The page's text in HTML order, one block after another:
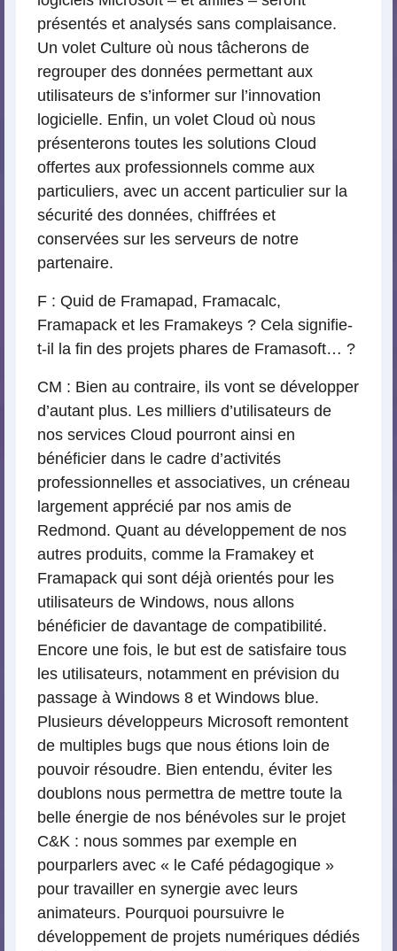
présentés et analysés sans complaisance.
Un volet Culture où nous tâcherons de
regrouper des données permettant aux
utilisateurs de s’informer sur l’innovation
logicielle. Enfin, un volet Cloud où nous
présenterons toutes les solutions Cloud
offertes aux professionnels comme aux
particuliers, avec un accent particulier sur la
sécurité des données, chiffrées et
conservées sur les serveurs de notre
partenaire.
F : Quid de Framapad, Framacalc,
Framapack et les Framakeys ? Cela signifie-
t-il la fin des projets phares de Framasoft… ?
CM : Bien au contraire, ils vont se développer
d’autant plus. Les milliers d’utilisateurs de
nos services Cloud pourront ainsi en
bénéficier dans le cadre d’activités
professionnelles et associatives, un créneau
largement apprécié par nos amis de
Redmond. Quant au développement de nos
autres produits, comme la Framakey et
Framapack qui sont déjà orientés pour les
utilisateurs de Windows, nous allons
bénéficier de davantage de compatibilité.
Encore une fois, le but est de satisfaire tous
les utilisateurs, notamment en prévision du
passage à Windows 8 et Windows blue.
Plusieurs développeurs Microsoft remontent
de multiples bugs que nous étions loin de
pouvoir résoudre. Bien entendu, éviter les
doublons nous permettra de mettre toute la
belle énergie de nos bénévoles sur le projet
C&K : nous sommes par exemple en
pourparlers avec « le Café pédagogique »
pour travailler en synergie avec leurs
animateurs. Pourquoi poursuivre le
développement de projets numériques dédiés